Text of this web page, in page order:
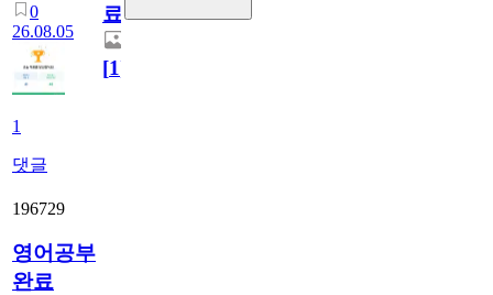
0
26.08.05
1
댓글
료
[1]
196729
영어공부
완료